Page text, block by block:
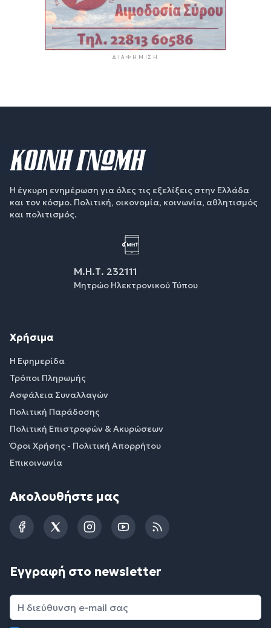
ΔΙΑΦΉΜΙΣΗ
Η έγκυρη ενημέρωση για όλες τις εξελίξεις στην Ελλάδα
και τον κόσμο. Πολιτική, οικονομία, κοινωνία, αθλητισμός
και πολιτισμός.
Μ.Η.Τ. 232111
Μητρώο Ηλεκτρονικού Τύπου
Χρήσιμα
Η Εφημερίδα
Τρόποι Πληρωμής
Ασφάλεια Συναλλαγών
Πολιτική Παράδοσης
Πολιτική Επιστροφών & Ακυρώσεων
Όροι Χρήσης - Πολιτική Απορρήτου
Επικοινωνία
Ακολουθήστε μας
FacebookTwitterInstagramYouTubeRSS
Εγγραφή στο newsletter